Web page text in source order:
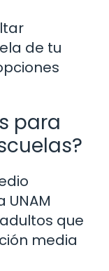
de tu
para
que
media